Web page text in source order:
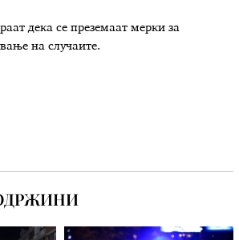
дека се преземаат мерки за
на случаите.